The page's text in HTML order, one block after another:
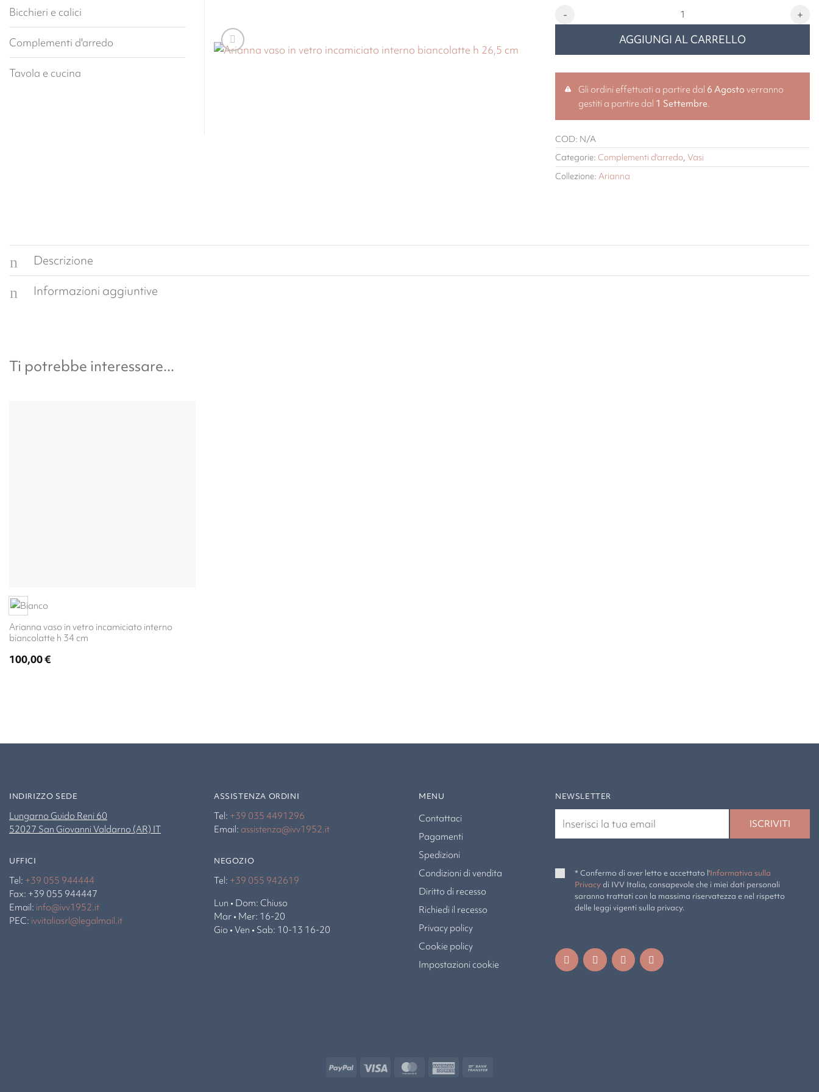
Arianna vaso in vetro incamiciato interno biancolatte h 26,5 cm
AGGIUNGI AL CARRELLO
Gli ordini effettuati a partire dal 6 Agostoverranno
gestiti a partire dal 1 Settembre.
COD: N/A
Categorie: Complementi d'arredo, Vasi
Collezione: Arianna
Bicchieri e calici
Complementi d'arredo
Tavola e cucina
Descrizione
Informazioni aggiuntive
Ti potrebbe interessare...
Arianna vaso in vetro incamiciato interno
biancolatte h 34 cm
100,00€
INDIRIZZO SEDE
Lungarno Guido Reni 60
52027 San Giovanni Valdarno (AR) IT
UFFICI
Tel: +39 055 944444
Fax: +39 055 944447
Email: info@ivv1952.it
PEC: ivvitaliasrl@legalmail.it
ASSISTENZA ORDINI
Tel: +39 035 4491296
Email: assistenza@ivv1952.it
NEGOZIO
Tel: +39 055 942619
Lun • Dom: Chiuso
Mar • Mer: 16-20
Gio • Ven • Sab: 10-13 16-20
MENU
Contattaci
Pagamenti
Spedizioni
Condizioni di vendita
Diritto di recesso
Richiedi il recesso
Privacy policy
Cookie policy
Impostazioni cookie
NEWSLETTER
* Confermo di aver letto e accettato l'Informativa sulla
Privacydi IVV Italia, consapevole che i miei dati personali
saranno trattati con la massima riservatezza e nel rispetto
delle leggi vigenti sulla privacy.